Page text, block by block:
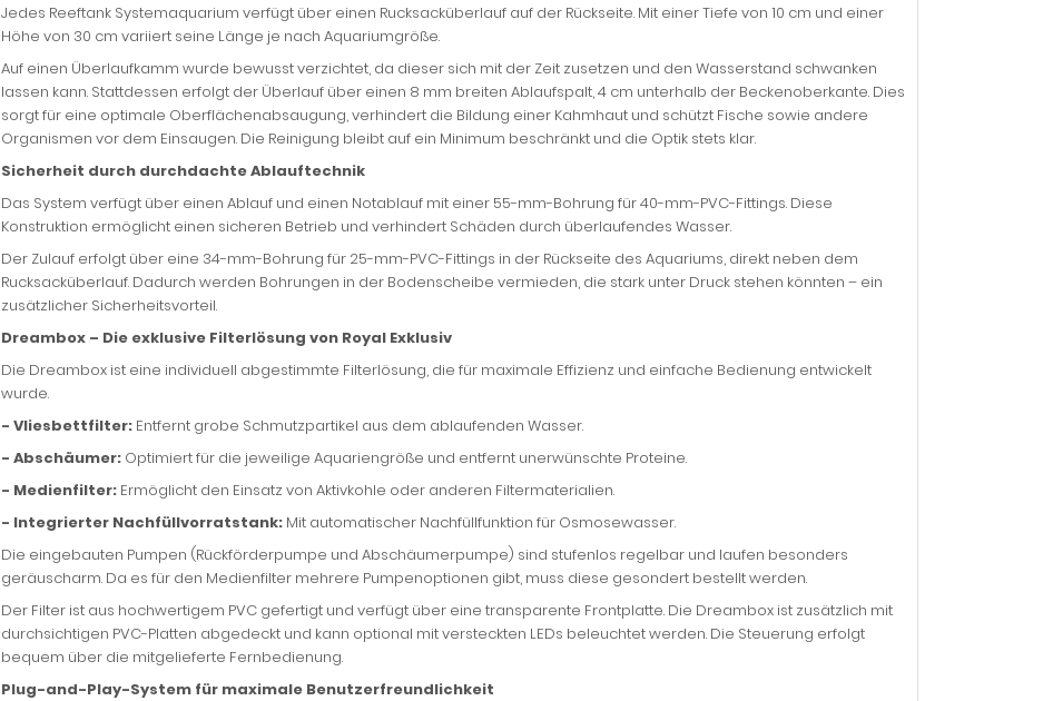
Jedes Reeftank Systemaquarium verfügt über einen Rucksacküberlauf auf der Rückseite. Mit einer Tiefe von 10 cm und einer
Höhe von 30 cm variiert seine Länge je nach Aquariumgröße.
Auf einen Überlaufkamm wurde bewusst verzichtet, da dieser sich mit der Zeit zusetzen und den Wasserstand schwanken
lassen kann. Stattdessen erfolgt der Überlauf über einen 8 mm breiten Ablaufspalt, 4 cm unterhalb der Beckenoberkante. Dies
sorgt für eine optimale Oberflächenabsaugung, verhindert die Bildung einer Kahmhaut und schützt Fische sowie andere
Organismen vor dem Einsaugen. Die Reinigung bleibt auf ein Minimum beschränkt und die Optik stets klar.
Sicherheit durch durchdachte Ablauftechnik
Das System verfügt über einen Ablauf und einen Notablauf mit einer 55-mm-Bohrung für 40-mm-PVC-Fittings. Diese
Konstruktion ermöglicht einen sicheren Betrieb und verhindert Schäden durch überlaufendes Wasser.
Der Zulauf erfolgt über eine 34-mm-Bohrung für 25-mm-PVC-Fittings in der Rückseite des Aquariums, direkt neben dem
Rucksacküberlauf. Dadurch werden Bohrungen in der Bodenscheibe vermieden, die stark unter Druck stehen könnten – ein
zusätzlicher Sicherheitsvorteil.
Dreambox – Die exklusive Filterlösung von Royal Exklusiv
Die Dreambox ist eine individuell abgestimmte Filterlösung, die für maximale Effizienz und einfache Bedienung entwickelt
wurde.
- Vliesbettfilter: Entfernt grobe Schmutzpartikel aus dem ablaufenden Wasser.
- Abschäumer: Optimiert für die jeweilige Aquariengröße und entfernt unerwünschte Proteine.
- Medienfilter: Ermöglicht den Einsatz von Aktivkohle oder anderen Filtermaterialien.
- Integrierter Nachfüllvorratstank: Mit automatischer Nachfüllfunktion für Osmosewasser.
Die eingebauten Pumpen (Rückförderpumpe und Abschäumerpumpe) sind stufenlos regelbar und laufen besonders
geräuscharm. Da es für den Medienfilter mehrere Pumpenoptionen gibt, muss diese gesondert bestellt werden.
Der Filter ist aus hochwertigem PVC gefertigt und verfügt über eine transparente Frontplatte. Die Dreambox ist zusätzlich mit
durchsichtigen PVC-Platten abgedeckt und kann optional mit versteckten LEDs beleuchtet werden. Die Steuerung erfolgt
bequem über die mitgelieferte Fernbedienung.
Plug-and-Play-System für maximale Benutzerfreundlichkeit